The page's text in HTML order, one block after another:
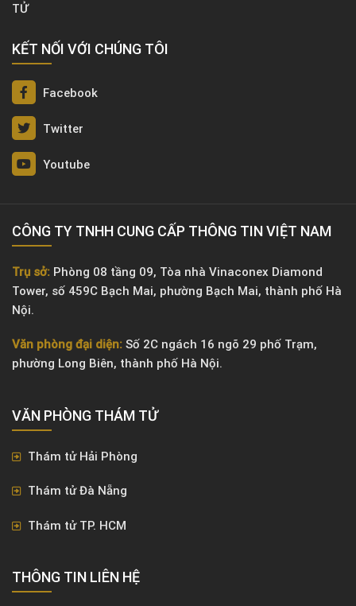
TỬ
KẾT NỐI VỚI CHÚNG TÔI
Facebook
Twitter
Youtube
CÔNG TY TNHH CUNG CẤP THÔNG TIN VIỆT NAM
Trụ sở: Phòng 08 tầng 09, Tòa nhà Vinaconex Diamond
Tower, số 459C Bạch Mai, phường Bạch Mai, thành phố Hà
Nội.
Văn phòng đại diện: Số 2C ngách 16 ngõ 29 phố Trạm,
phường Long Biên, thành phố Hà Nội.
VĂN PHÒNG ​THÁM TỬ
Thám tử Hải Phòng
Thám tử Đà Nẵng
Thám tử TP. HCM
THÔNG TIN LIÊN HỆ